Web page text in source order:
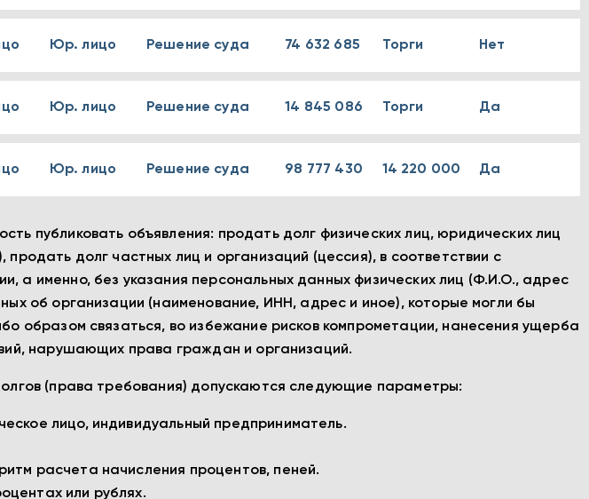
Юр. лицо Решение суда 74 632 685 Торги Нет
Юр. лицо Решение суда 14 845 086 Торги Да
Юр. лицо Решение суда 98 777 430 14 220 000 Да
публиковать объявления: продать долг физических лиц, юридических лиц
долг частных лиц и организаций (цессия), в соответствии с
а именно, без указания персональных данных физических лиц (Ф.И.О., адрес
об организации (наименование, ИНН, адрес и иное), которые могли бы
образом связаться, во избежание рисков компрометации, нанесения ущерба
нарушающих права граждан и организаций.
(права требования) допускаются следующие параметры:
лицо, индивидуальный предприниматель.
расчета начисления процентов, пеней.
или рублях.